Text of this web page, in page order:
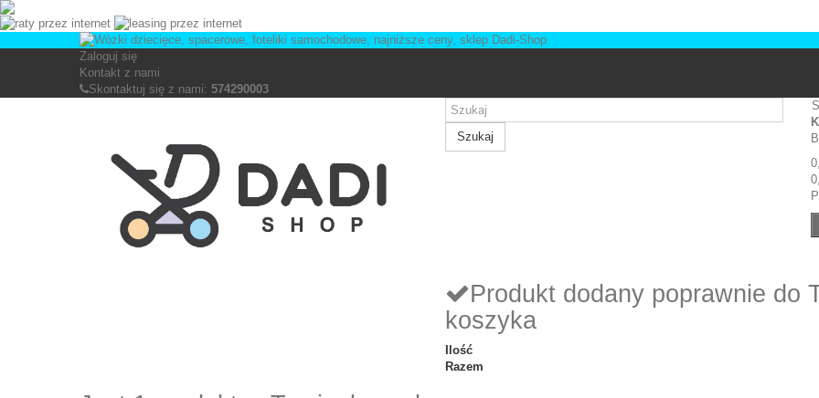
Zaloguj się
Kontakt z nami
Skontaktuj się z nami: 574290003
Szukaj
Produkt dodany poprawnie do
koszyka
Ilość
Razem